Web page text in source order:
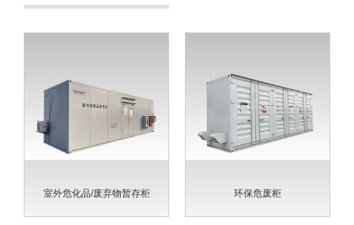
室外危化品/废弃物暂存柜 环保危废柜